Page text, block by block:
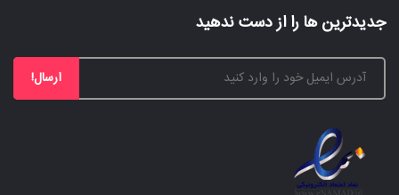
جدیدترین ها را از دست ندهید
ارسال!